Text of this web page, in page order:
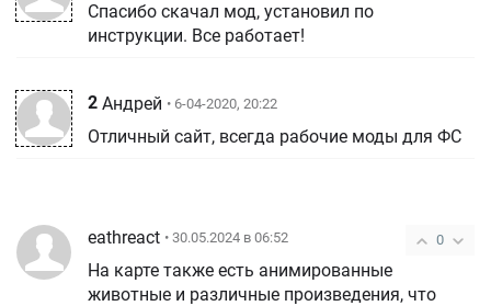
Спасибо скачал мод, установил по
инструкции. Все работает!
2 Андрей • 6-04-2020, 20:22
Отличный сайт, всегда рабочие моды для ФС
0
eathreact • 30.05.2024 в 06:52
На карте также есть анимированные
животные и различные произведения, что